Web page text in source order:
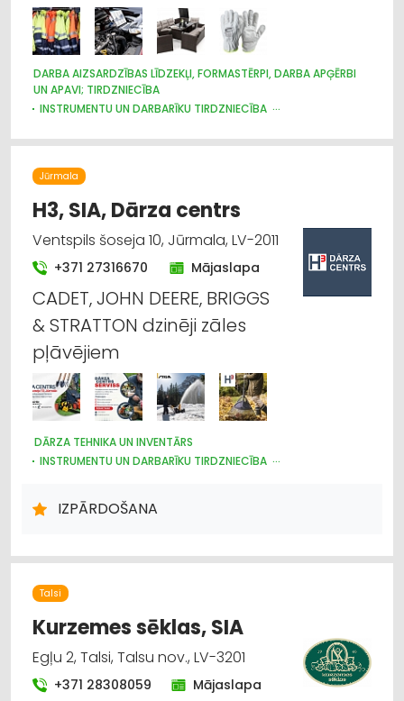
DARBA AIZSARDZĪBAS LĪDZEKĻI, FORMASTĒRPI, DARBA APĢĒRBI
UN APAVI; TIRDZNIECĪBA
INSTRUMENTU UN DARBARĪKU TIRDZNIECĪBA
INTERNETVEIKALI, E-KOMERCIJA
MOTORU EĻĻAS, SMĒRVIELAS
Jūrmala
H3, SIA, Dārza centrs
Ventspils šoseja 10, Jūrmala, LV-2011
+371 27316670 Mājaslapa
CADET, JOHN DEERE, BRIGGS
& STRATTON dzinēji zāles
pļāvējiem
DĀRZA TEHNIKA UN INVENTĀRS
INSTRUMENTU UN DARBARĪKU TIRDZNIECĪBA
LABOŠANA, REMONTS
ELEKTRODZINĒJI, ELEKTROMOTORI, TO REMONTS
LABIEKĀRTOŠANA, APZAĻUMOŠANA
KOKU KOPŠANA, ARBORISTI
IZPĀRDOŠANA
Talsi
Kurzemes sēklas, SIA
Egļu 2, Talsi, Talsu nov., LV-3201
+371 28308059 Mājaslapa